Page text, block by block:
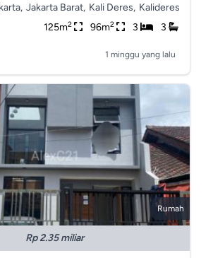
Jakarta Barat, Kali Deres, Kalideres
125m2 96m2 3 3
1 minggu yang lalu
Rumah
Rp 2.35 miliar